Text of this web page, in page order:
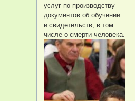
услуг по производству
документов об обучении
и свидетельств, в том
числе о смерти человека.